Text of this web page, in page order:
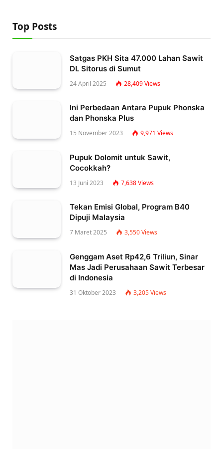
Top Posts
Satgas PKH Sita 47.000 Lahan Sawit
DL Sitorus di Sumut
24 April 2025 28,409Views
Ini Perbedaan Antara Pupuk Phonska
dan Phonska Plus
15 November 2023 9,971 Views
Pupuk Dolomit untuk Sawit,
Cocokkah?
13 Juni 2023 7,638Views
Tekan Emisi Global, Program B40
Dipuji Malaysia
7 Maret 2025 3,550Views
Genggam Aset Rp42,6 Triliun, Sinar
Mas Jadi Perusahaan Sawit Terbesar
di Indonesia
31 Oktober 2023 3,205Views